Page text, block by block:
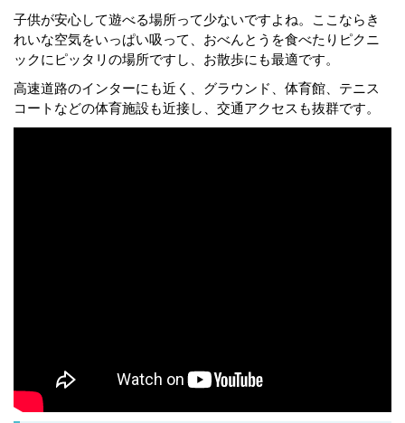
子供が安心して遊べる場所って少ないですよね。ここならき
れいな空気をいっぱい吸って、おべんとうを食べたりピクニ
ックにピッタリの場所ですし、お散歩にも最適です。
高速道路のインターにも近く、グラウンド、体育館、テニス
コートなどの体育施設も近接し、交通アクセスも抜群です。